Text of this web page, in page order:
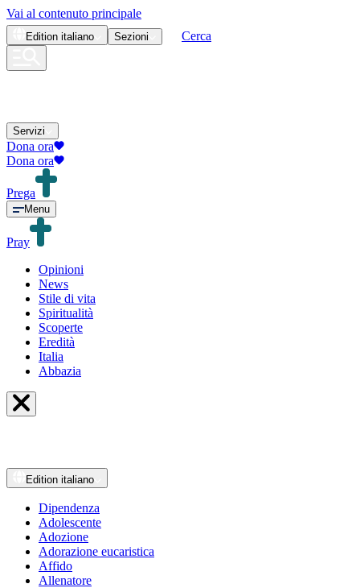
Vai al contenuto principale
Edition italiano Sezioni Cerca
Servizi
Dona ora
Dona ora
Prega
Menu
Pray
Opinioni
News
Stile di vita
Spiritualità
Scoperte
Eredità
Italia
Abbazia
Edition italiano
Dipendenza
Adolescente
Adozione
Adorazione eucaristica
Affido
Allenatore